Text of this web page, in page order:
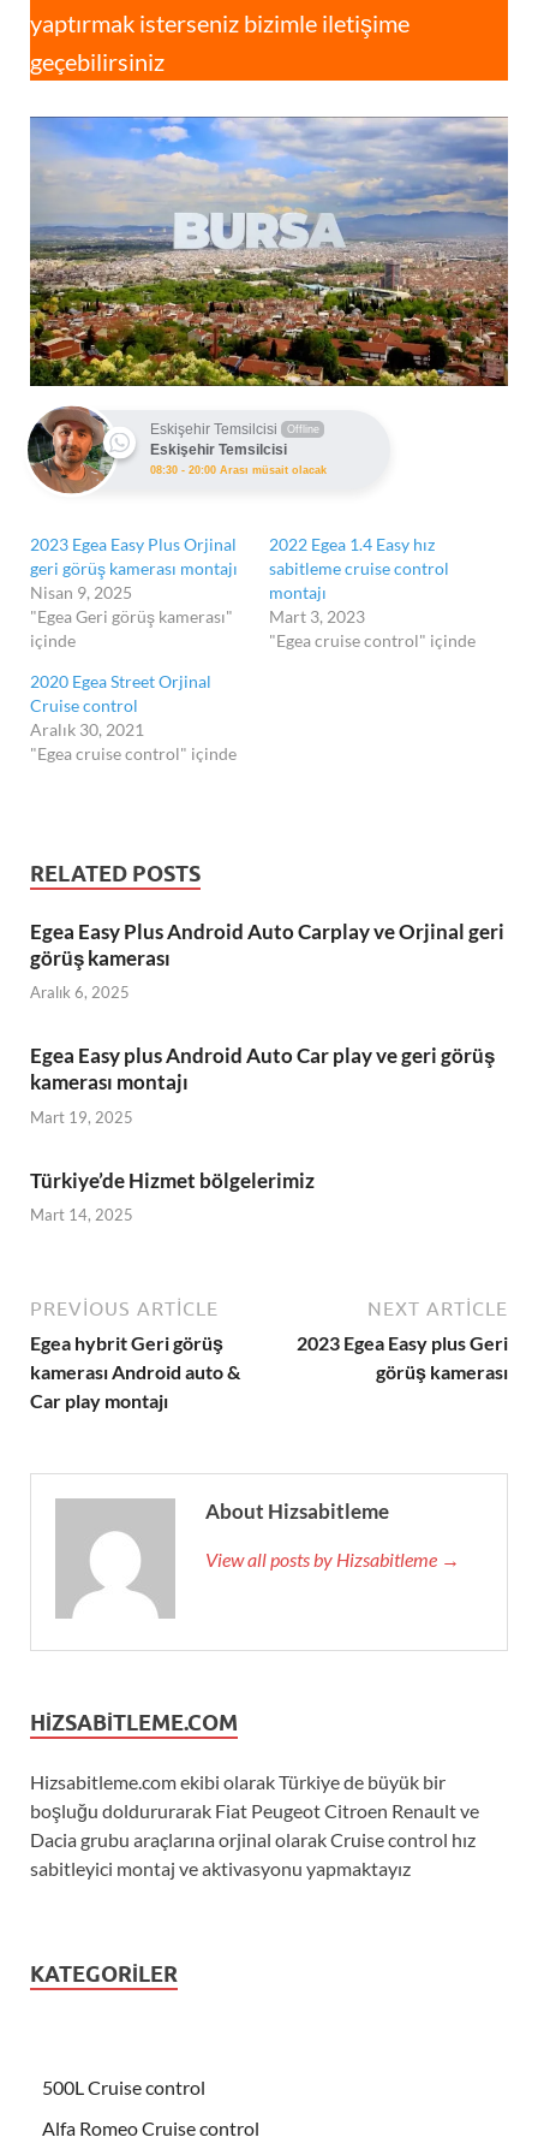
yaptırmak isterseniz bizimle iletişime
geçebilirsiniz
Eskişehir Temsilcisi Offline
Eskişehir Temsilcisi
08:30 - 20:00 Arası müsait olacak
2023 Egea Easy Plus Orjinal
geri görüş kamerası montajı
Nisan 9, 2025
"Egea Geri görüş kamerası"
içinde
2022 Egea 1.4 Easy hız
sabitleme cruise control
montajı
Mart 3, 2023
"Egea cruise control" içinde
2020 Egea Street Orjinal
Cruise control
Aralık 30, 2021
"Egea cruise control" içinde
RELATED POSTS
Egea Easy Plus Android Auto Carplay ve Orjinal geri
görüş kamerası
Aralık 6, 2025
Egea Easy plus Android Auto Car play ve geri görüş
kamerası montajı
Mart 19, 2025
Türkiye’de Hizmet bölgelerimiz
Mart 14, 2025
PREVIOUS ARTICLE
Egea hybrit Geri görüş
kamerası Android auto &
Car play montajı
NEXT ARTICLE
2023 Egea Easy plus Geri
görüş kamerası
About Hizsabitleme
View all posts by Hizsabitleme →
HIZSABITLEME.COM
Hizsabitleme.com ekibi olarak Türkiye de büyük bir
boşluğu doldururarak Fiat Peugeot Citroen Renault ve
Dacia grubu araçlarına orjinal olarak Cruise control hız
sabitleyici montaj ve aktivasyonu yapmaktayız
KATEGORILER
500L Cruise control
Alfa Romeo Cruise control